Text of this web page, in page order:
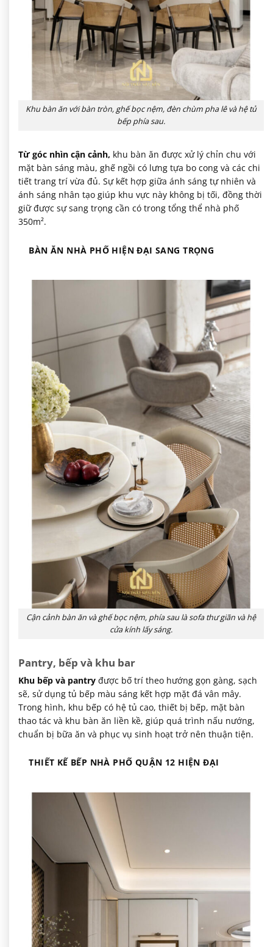
Khu bàn ăn với bàn tròn, ghế bọc nệm, đèn chùm pha lê và hệ tủ
bếp phía sau.
Từ góc nhìn cận cảnh, khu bàn ăn được xử lý chỉn chu với
mặt bàn sáng màu, ghế ngồi có lưng tựa bo cong và các chi
tiết trang trí vừa đủ. Sự kết hợp giữa ánh sáng tự nhiên và
ánh sáng nhân tạo giúp khu vực này không bị tối, đồng thời
giữ được sự sang trọng cần có trong tổng thể nhà phố
350m².
BÀN ĂN NHÀ PHỐ HIỆN ĐẠI SANG TRỌNG
Cận cảnh bàn ăn và ghế bọc nệm, phía sau là sofa thư giãn và hệ
cửa kính lấy sáng.
Pantry, bếp và khu bar
Khu bếp và pantry được bố trí theo hướng gọn gàng, sạch
sẽ, sử dụng tủ bếp màu sáng kết hợp mặt đá vân mây.
Trong hình, khu bếp có hệ tủ cao, thiết bị bếp, mặt bàn
thao tác và khu bàn ăn liền kề, giúp quá trình nấu nướng,
chuẩn bị bữa ăn và phục vụ sinh hoạt trở nên thuận tiện.
THIẾT KẾ BẾP NHÀ PHỐ QUẬN 12 HIỆN ĐẠI